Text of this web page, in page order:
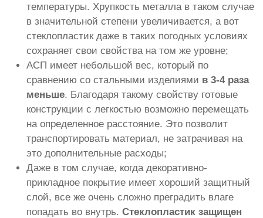
температуры. Хрупкость металла в таком случае
в значительной степени увеличивается, а вот
стеклопластик даже в таких погодных условиях
сохраняет свои свойства на том же уровне;
АСП имеет небольшой вес, который по
сравнению со стальными изделиями в 3-4 раза
меньше. Благодаря такому свойству готовые
конструкции с легкостью возможно перемещать
на определенное расстояние. Это позволит
транспортировать материал, не затрачивая на
это дополнительные расходы;
Даже в том случае, когда декоративно-
прикладное покрытие имеет хороший защитный
слой, все же очень сложно преградить влаге
попадать во внутрь. Стеклопластик защищен